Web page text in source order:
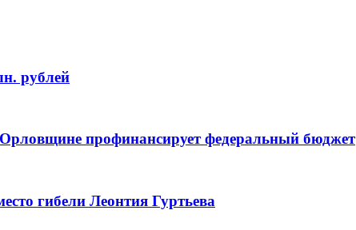
рублей
профинансирует федеральный бюджет
гибели Леонтия Гуртьева